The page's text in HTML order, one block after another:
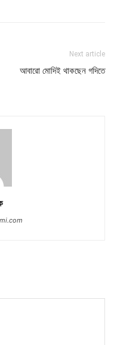
Next article
আবারো মোদিই থাকছেন গদিতে